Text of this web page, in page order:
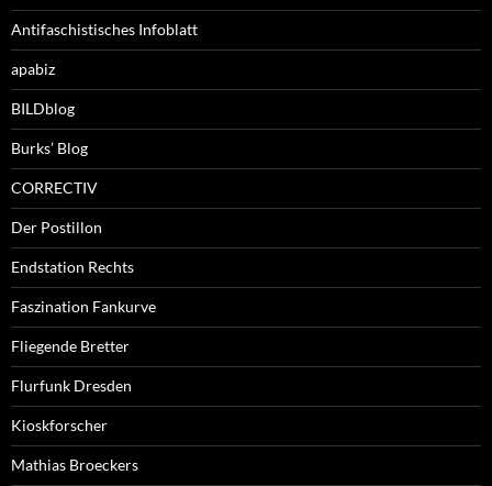
Antifaschistisches Infoblatt
apabiz
BILDblog
Burks’ Blog
CORRECTIV
Der Postillon
Endstation Rechts
Faszination Fankurve
Fliegende Bretter
Flurfunk Dresden
Kioskforscher
Mathias Broeckers